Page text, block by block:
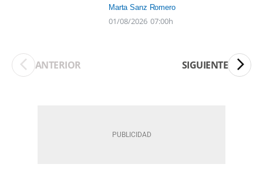
Marta Sanz Romero
01/08/2026 07:00h
ANTERIOR SIGUIENTE